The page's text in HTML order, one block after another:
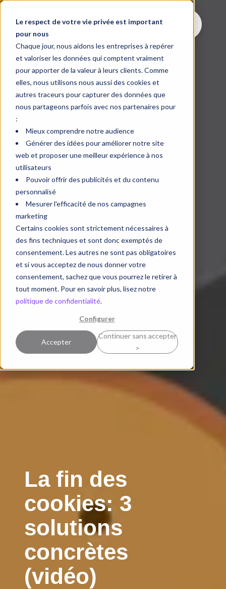
Le respect de votre vie privée est important
pour nous
Chaque jour, nous aidons les entreprises à repérer
et valoriser les données qui comptent vraiment
pour apporter de la valeur à leurs clients. Comme
elles, nous utilisons nous aussi des cookies et
autres traceurs pour capturer des données que
nous partageons parfois avec nos partenaires pour
:
Mieux comprendre notre audience
Générer des idées pour améliorer notre site
web et proposer une meilleur expérience à nos
utilisateurs
Pouvoir offrir des publicités et du contenu
personnalisé
Mesurer l'efficacité de nos campagnes
marketing
Certains cookies sont strictement nécessaires à
des fins techniques et sont donc exemptés de
consentement. Les autres ne sont pas obligatoires
et si vous acceptez de nous donner votre
consentement, sachez que vous pourrez le retirer à
tout moment. Pour en savoir plus, lisez notre
politique de confidentialité.
Configurer
Accepter
Continuer sans accepter
>
La fin des
cookies: 3
solutions
concrètes
(vidéo)